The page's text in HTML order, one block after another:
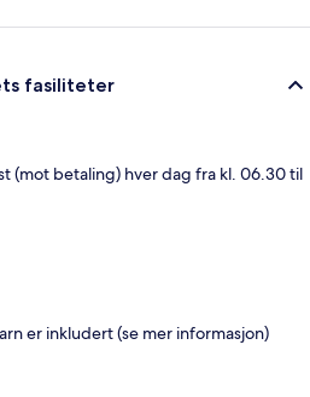
fasiliteter
(mot betaling) hver dag fra kl. 06.30 til
er inkludert (se mer informasjon)